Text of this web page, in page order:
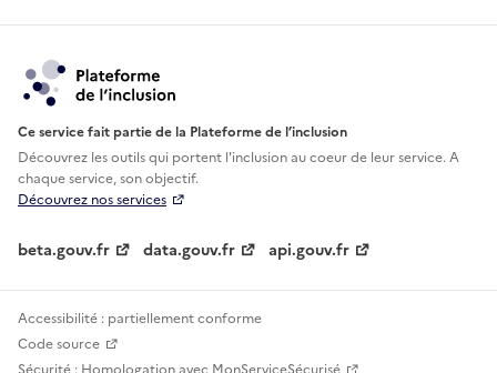
Ce service fait partie de la Plateforme de l’inclusion
Découvrez les outils qui portent l'inclusion aucoeur de leur service. A
chaque service, son objectif.
Découvrez nos services
beta.gouv.fr data.gouv.fr api.gouv.fr
Accessibilité : partiellement conforme
Code source